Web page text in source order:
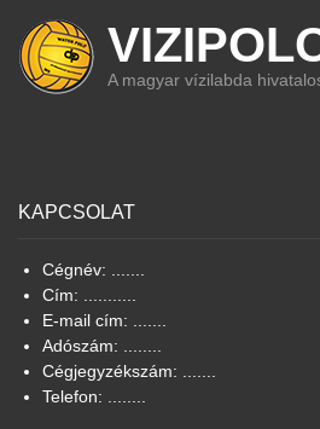
A magyar vízilabda
KAPCSOLAT
Cégnév: .......
Cím: ...........
E-mail cím: .......
Adószám: ........
Cégjegyzékszám: .......
Telefon: ........